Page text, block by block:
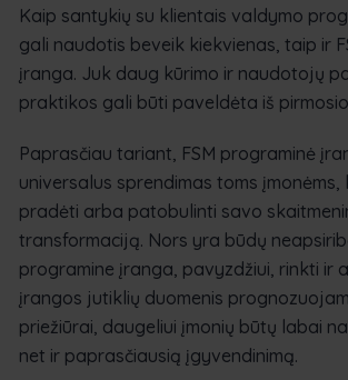
Kaip santykių su klientais valdymo
gali naudotis beveik kiekvienas, taip ir
įranga. Juk daug kūrimo ir naudotojų
praktikos gali būti paveldėta iš
Paprasčiau tariant, FSM programinė
universalus sprendimas toms įmonėms,
pradėti arba patobulinti savo
transformaciją. Nors yra būdų
programine įranga, pavyzdžiui, rinkti ir
įrangos jutiklių duomenis
priežiūrai, daugeliui įmonių būtų labai
net ir paprasčiausią įgyvendinimą.